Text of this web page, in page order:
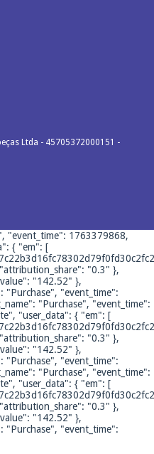
Ltda - 45705372000151 -
"event_time": 1763379868,
{ "em": [
"0.3" },
"142.52" },
"Purchase", "event_time":
"Purchase", "event_time":
"user_data": { "em": [
"0.3" },
"142.52" },
"Purchase", "event_time":
"Purchase", "event_time":
"user_data": { "em": [
"0.3" },
"142.52" },
"Purchase", "event_time":